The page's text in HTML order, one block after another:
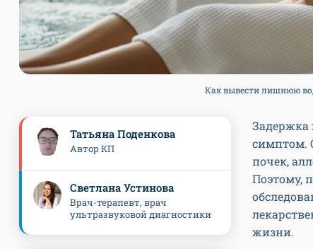
Как вывести лишнюю
Задержка
симптом.
почек,
Поэтому,
жизни.
Татьяна Поденкова
Автор КП
Светлана Устинова
Врач-терапевт, врач
ультразвуковой диагностики